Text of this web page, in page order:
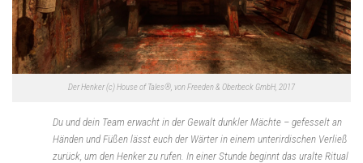
Der Henker (c) House of Tales®, von Freeden & Oberbeck GmbH, 2017
Du und dein Team erwacht in der Gewalt dunkler Mächte – gefesselt an
Händen und Füßen lässt euch der Wärter in einem unterirdischen Verließ
zurück, um den Henker zu rufen. In einer Stunde beginnt das uralte Ritual